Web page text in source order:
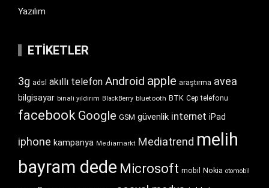
Yazılım
ETIKETLER
3g adsl akıllı telefon Android apple araştırma avea
bilgisayar binali yıldırım BlackBerry bluetooth BTK Cep telefonu
facebook Google GSM güvenlik internet iPad
iphone kampanya Mediamarkt Mediatrend melih
bayram dede Microsoft mobil Nokia otomobil